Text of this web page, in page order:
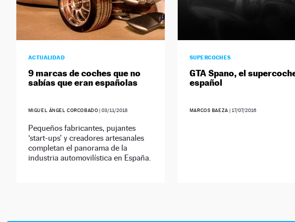
ACTUALIDAD
9 marcas de coches que no
sabías que eran españolas
MIGUEL ÁNGEL CORCOBADO |03/11/2018
Pequeños fabricantes, pujantes
‘start-ups’ y creadores artesanales
completan el panorama de la
industria automovilística en España.
SUPERCOCHES
GTA Spano, el
español
MARCOS BAEZA | 17/07/2016